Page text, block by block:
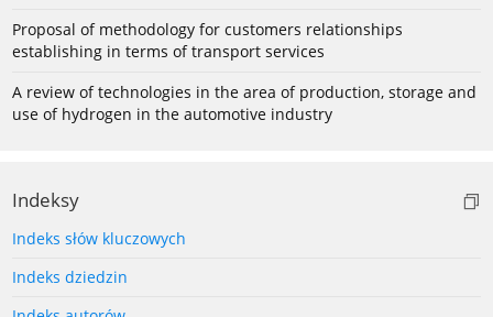
Proposal of methodology for customers relationships
establishing in terms of transport services
A review of technologies in the area of production, storage and
use of hydrogen in the automotive industry
Indeksy
Indeks słów kluczowych
Indeks dziedzin